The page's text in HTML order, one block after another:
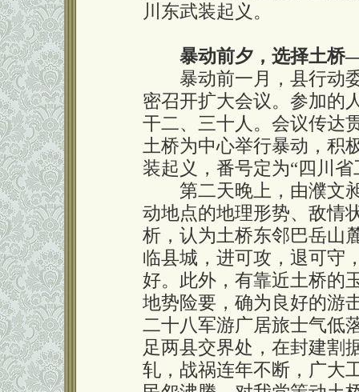
川东武装起义。
暴动前夕，选择土
暴动前一月，县行动委
密召开扩大会议。参加的
干二、三十人。会议传达
土桥为中心举行暴动，积
装起义，番号定为“四川
第二天晚上，由濮文昶
动地点的地理形势、敌情
析，认为土桥东邻巴岳山
临县城，进可攻，退可守
好。此外，有靠近土桥的
地势险要，确为良好的游
二十八军游广居旅士气低
足两县交界处，在封建割
轧，战祸连年不断，广大